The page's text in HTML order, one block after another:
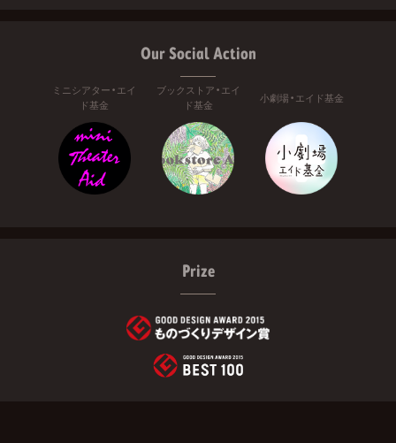
Our Social Action
ミニシアター・エイ
ド基金
ブックストア・エイ
ド基金
小劇場・エイド基金
Prize